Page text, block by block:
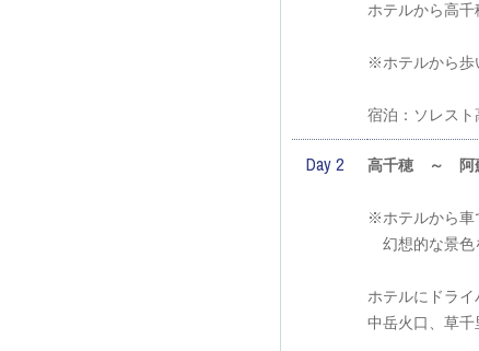
ホテルから高
※ホテルから歩
宿泊：ソレス
Day 2 高千穂 ～ 阿
※ホテルから車
幻想的な景色
ホテルにドライ
中岳火口、草千